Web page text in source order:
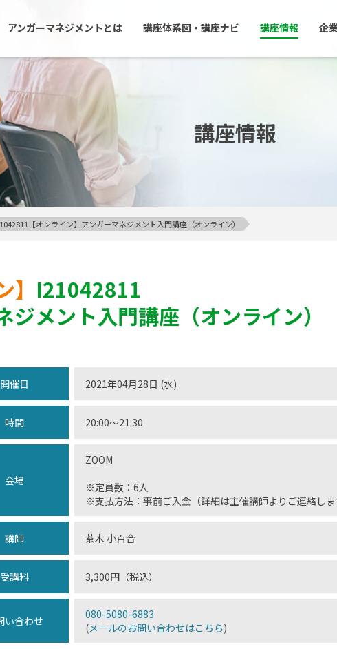
アンガーマネジメントとは 講座体系図・講座ナビ 講座情報 企
講座情報
【オンライン】アンガーマネジメント入門講座（オンライン）
】 I21042811
ジメント入門講座（オンライン）
開催日 2021年04月28日 (水)
時間 20:00〜21:30
会場
ZOOM
※定員数：6人
※支払方法：事前ご入金（詳細は主催講師よりご連絡しま
講師 茶木 小百合
受講料 3,300円（税込）
い合わせ
080-5080-6883
(メールのお問い合わせはこちら)